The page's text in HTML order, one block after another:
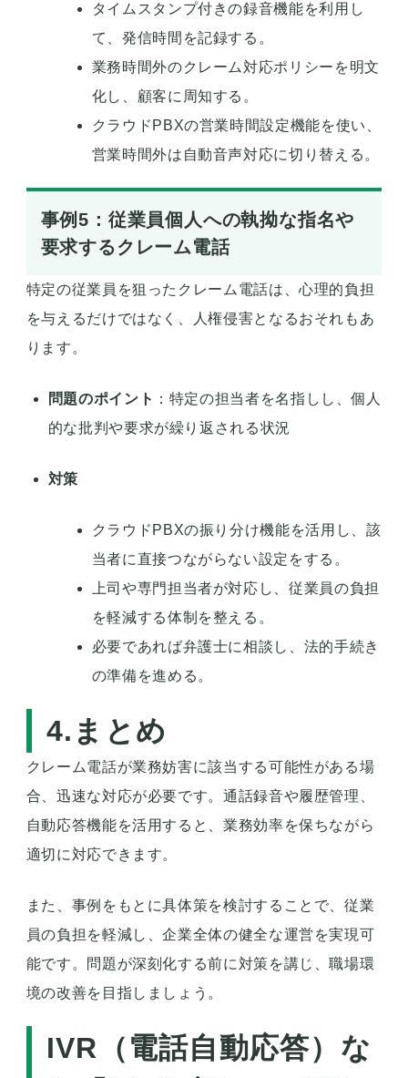
タイムスタンプ付きの録音機能を利用し
て、発信時間を記録する。
業務時間外のクレーム対応ポリシーを明文
化し、顧客に周知する。
クラウドPBXの営業時間設定機能を使い、
営業時間外は自動音声対応に切り替える。
事例5：従業員個人への執拗な指名や
要求するクレーム電話
特定の従業員を狙ったクレーム電話は、心理的負担
を与えるだけではなく、人権侵害となるおそれもあ
ります。
問題のポイント ：特定の担当者を名指しし、個人
的な批判や要求が繰り返される状況
対策
クラウドPBXの振り分け機能を活用し、該
当者に直接つながらない設定をする。
上司や専門担当者が対応し、従業員の負担
を軽減する体制を整える。
必要であれば弁護士に相談し、法的手続き
の準備を進める。
4.まとめ
クレーム電話が業務妨害に該当する可能性がある場
合、迅速な対応が必要です。通話録音や履歴管理、
自動応答機能を活用すると、業務効率を保ちながら
適切に対応できます。
また、事例をもとに具体策を検討することで、従業
員の負担を軽減し、企業全体の健全な運営を実現可
能です。問題が深刻化する前に対策を講じ、職場環
境の改善を目指しましょう。
IVR（電話自動応答）な